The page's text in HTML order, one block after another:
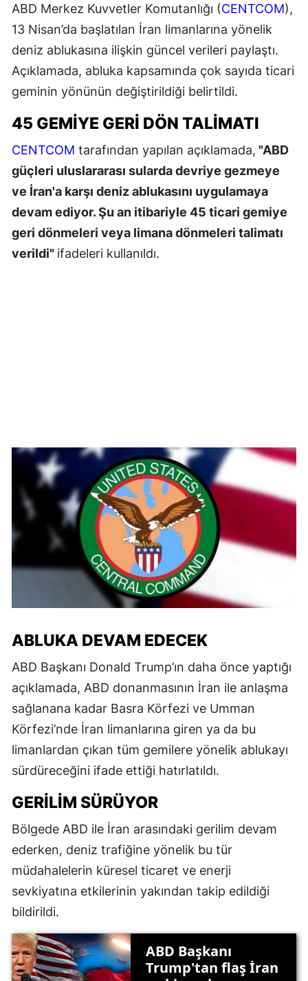
ABD Merkez Kuvvetler Komutanlığı (CENTCOM),
13 Nisan’da başlatılan İran limanlarına yönelik
deniz ablukasına ilişkin güncel verileri paylaştı.
Açıklamada, abluka kapsamında çok sayıda ticari
geminin yönünün değiştirildiği belirtildi.
45 GEMİYE GERİ DÖN TALİMATI
CENTCOM tarafından yapılan açıklamada, "ABD
güçleri uluslararası sularda devriye gezmeye
ve İran'a karşı deniz ablukasını uygulamaya
devam ediyor. Şu an itibariyle 45 ticari gemiye
geri dönmeleri veya limana dönmeleri talimatı
verildi" ifadeleri kullanıldı.
ABLUKA DEVAM EDECEK
ABD Başkanı Donald Trump’ın daha önce yaptığı
açıklamada, ABD donanmasının İran ile anlaşma
sağlanana kadar Basra Körfezi ve Umman
Körfezi’nde İran limanlarına giren ya da bu
limanlardan çıkan tüm gemilere yönelik ablukayı
sürdüreceğini ifade ettiği hatırlatıldı.
GERİLİM SÜRÜYOR
Bölgede ABD ile İran arasındaki gerilim devam
ederken, deniz trafiğine yönelik bu tür
müdahalelerin küresel ticaret ve enerji
sevkiyatına etkilerinin yakından takip edildiği
bildirildi.
ABD Başkanı
Trump'tan flaş İran